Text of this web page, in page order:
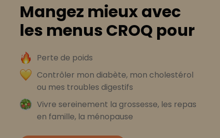
Mangez mieux avec
les menus CROQ pour
Perte de poids
Contrôler mon diabète, mon cholestérol
ou mes troubles digestifs
Vivre sereinement la grossesse, les repas
en famille, la ménopause